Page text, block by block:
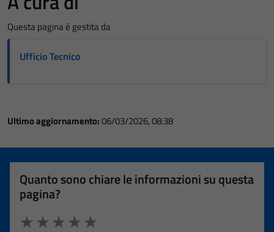
Questa pagina è gestita da
Ufficio Tecnico
Ultimo aggiornamento:06/03/2026, 08:38
Quanto sono chiare le informazioni su questa
pagina?